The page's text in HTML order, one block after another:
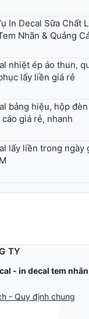
In Decal Sữa Chất
Nhãn & Quảng
nhiệt ép áo thun,
lấy liền giá rẻ
bảng hiệu, hộp
giá rẻ, nhanh
lấy liền trong ngày
TY
- in decal tem nhãn
- Quy định chung